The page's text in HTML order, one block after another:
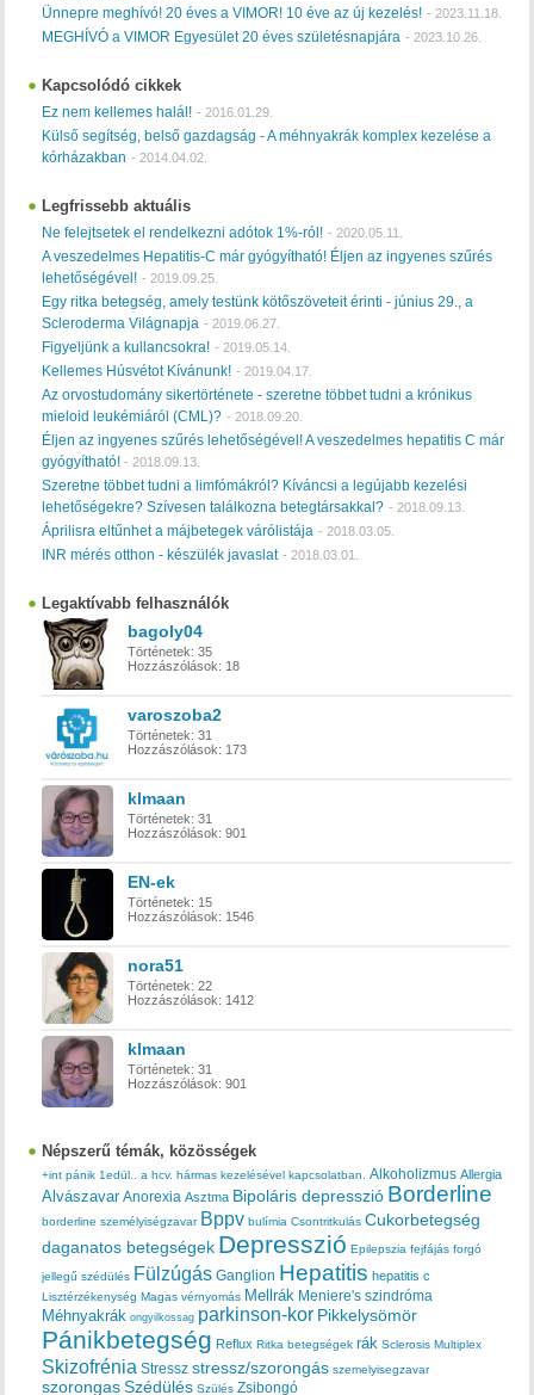
Ünnepre meghívó! 20 éves a VIMOR! 10 éve az új kezelés! - 2023.11.18.
MEGHÍVÓ a VIMOR Egyesület 20 éves születésnapjára - 2023.10.26.
Kapcsolódó cikkek
Ez nem kellemes halál! - 2016.01.29.
Külső segítség, belső gazdagság - A méhnyakrák komplex kezelése a
kórházakban - 2014.04.02.
Legfrissebb aktuális
Ne felejtsetek el rendelkezni adótok 1%-ról! - 2020.05.11.
A veszedelmes Hepatitis-C már gyógyítható! Éljen az ingyenes szűrés
lehetőségével! - 2019.09.25.
Egy ritka betegség, amely testünk kötőszöveteit érinti - június 29., a
Scleroderma Világnapja - 2019.06.27.
Figyeljünk a kullancsokra! - 2019.05.14.
Kellemes Húsvétot Kívánunk! - 2019.04.17.
Az orvostudomány sikertörténete - szeretne többet tudni a krónikus
mieloid leukémiáról (CML)? - 2018.09.20.
Éljen az ingyenes szűrés lehetőségével! A veszedelmes hepatitis C már
gyógyítható!- 2018.09.13.
Szeretne többet tudni a limfómákról? Kíváncsi a legújabb kezelési
lehetőségekre? Szívesen találkozna betegtársakkal? - 2018.09.13.
Áprilisra eltűnhet a májbetegek várólistája - 2018.03.05.
INR mérés otthon - készülék javaslat - 2018.03.01.
Legaktívabb felhasználók
bagoly04
Történetek: 35
Hozzászólások: 18
varoszoba2
Történetek: 31
Hozzászólások: 173
klmaan
Történetek: 31
Hozzászólások: 901
EN-ek
Történetek: 15
Hozzászólások: 1546
nora51
Történetek: 22
Hozzászólások: 1412
klmaan
Történetek: 31
Hozzászólások: 901
Népszerű témák, közösségek
+int pánik 1edül.. a hcv. hármas kezelésével kapcsolatban. Alkoholizmus Allergia
Alvászavar Anorexia Asztma Bipoláris depresszió Borderline
borderline személyiségzavar Bppv bulímia Csontritkulás Cukorbetegség
daganatos betegségek Depresszió Epilepszia fejfájás forgó
jellegű szédülés Fülzúgás Ganglion Hepatitis hepatitis c
Lisztérzékenység Magas vérnyomás Mellrák Meniere's szindróma
Méhnyakrák ongyilkossag parkinson-kor Pikkelysömör
Pánikbetegség Reflux Ritka betegségek rák Sclerosis Multiplex
Skizofrénia Stressz stressz/szorongás szemelyisegzavar
szorongas Szédülés Szülés Zsibongó